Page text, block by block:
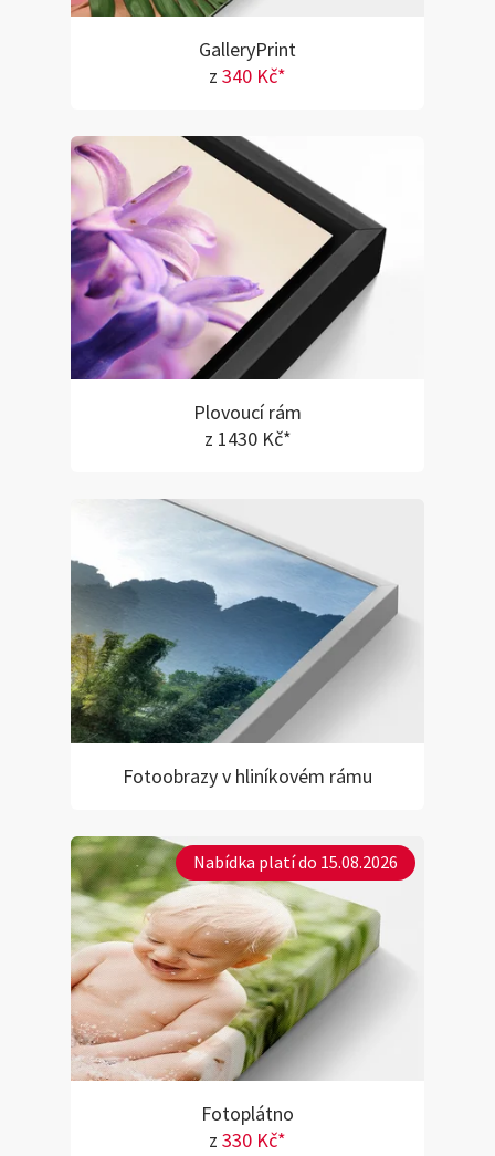
GalleryPrint
z 340 Kč*
Plovoucí rám
z 1430 Kč*
Fotoobrazy v hliníkovém rámu
Nabídka platí do 15.08.2026
Fotoplátno
z 330 Kč*